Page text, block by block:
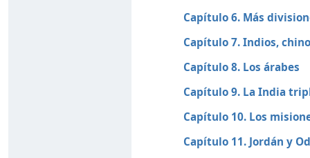
Capítulo 6. Más
Capítulo 7. Indios,
Capítulo 8. Los árabes
Capítulo 9. La India
Capítulo 10. Los
Capítulo 11. Jordán y